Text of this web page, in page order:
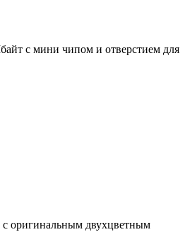
с мини чипом и отверстием для
оригинальным двухцветным